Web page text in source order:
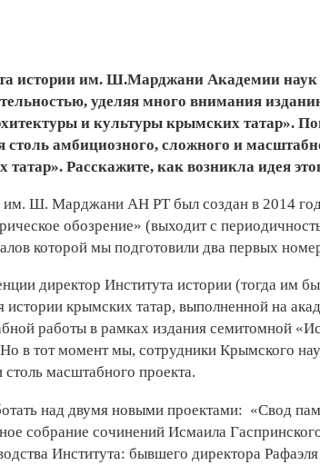
истории им. Ш.Марджани Академии наук
уделяя много внимания
и культуры крымских татар».
столь амбициозного, сложного и
Расскажите, как возникла идея
им. Ш. Марджани АН РТ был создан в 2014
обозрение» (выходит с
которой мы подготовили два первых
директор Института истории (тогда им
крымских татар, выполненной на
работы в рамках издания семитомной
в тот момент мы, сотрудники Крымского
масштабного проекта.
над двумя новыми проектами: «Свод
собрание сочинений Исмаила
Института: бывшего директора